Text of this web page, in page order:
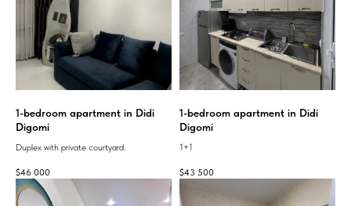
1-bedroom apartment in Didi
Digomi
Duplex with private courtyard.
$46 000
1-bedroom apartment in Didi
Digomi
1+1
$43 500